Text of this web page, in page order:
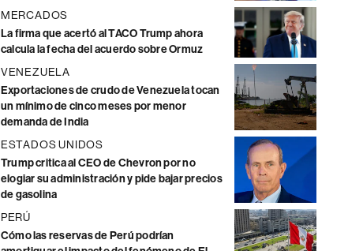
MERCADOS
La firma que acertó al TACO Trump ahora
calcula la fecha del acuerdo sobre Ormuz
VENEZUELA
Exportaciones de crudo de Venezuela tocan
un mínimo de cinco meses por menor
demanda de India
ESTADOS UNIDOS
Trump critica al CEO de Chevron por no
elogiar su administración y pide bajar precios
de gasolina
PERÚ
Cómo las reservas de Perú podrían